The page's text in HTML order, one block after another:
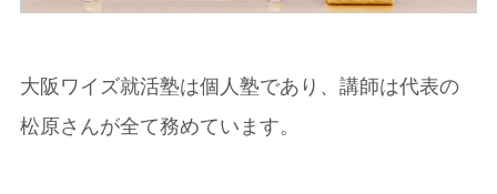
大阪ワイズ就活塾は個人塾であり、講師は代表の
松原さんが全て務めています。